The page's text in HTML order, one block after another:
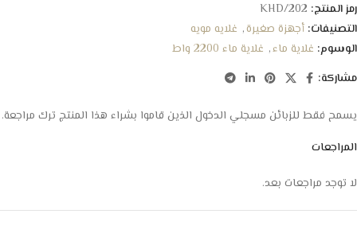
رمز المنتج: KHD/202
التصنيفات: أجهزة صغيرة, غلايه مويه
الوسوم: غلاية ماء, غلاية ماء 2200 واط
مشاركة:
المراجعات
لا توجد مراجعات بعد.
يسمح فقط للزبائن مسجلي الدخول الذين قاموا بشراء هذا المنتج ترك مراجعة.